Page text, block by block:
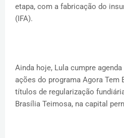
etapa, com a fabricação do
(IFA).
Ainda hoje, Lula cumpre
ações do programa Agora Tem
títulos de regularização
Brasília Teimosa, na capital